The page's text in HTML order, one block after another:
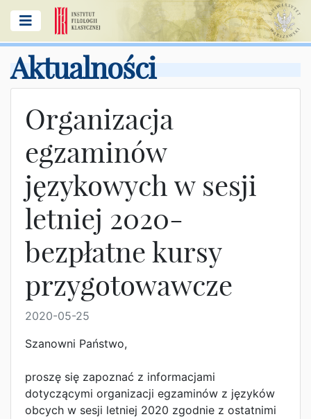
Aktualności
Organizacja
egzaminów
językowych w sesji
letniej 2020-
bezpłatne kursy
przygotowawcze
2020-05-25
Szanowni Państwo,
proszę się zapoznać z informacjami
dotyczącymi organizacji egzaminów z języków
obcych w sesji letniej 2020 zgodnie z ostatnimi